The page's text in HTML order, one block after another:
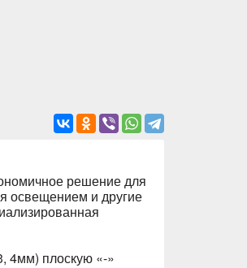
решение для
освещением и другие
4мм) плоскую «-»